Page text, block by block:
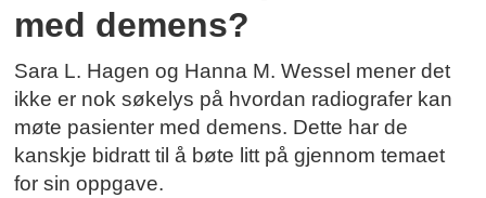
med demens?
Sara L. Hagen og Hanna M. Wessel mener det
ikke er nok søkelys på hvordan radiografer kan
møte pasienter med demens. Dette har de
kanskje bidratt til å bøte litt på gjennom temaet
for sin oppgave.